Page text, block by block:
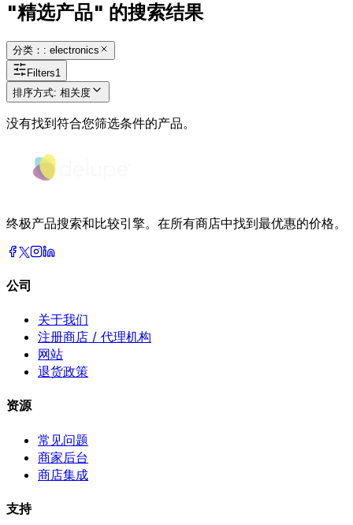
"精选产品" 的搜索结果
分类：: electronics
Filters1
排序方式: 相关度
没有找到符合您筛选条件的产品。
终极产品搜索和比较引擎。在所有商店中找到最优惠的价格。
公司
关于我们
注册商店 / 代理机构
网站
退货政策
资源
常见问题
商家后台
商店集成
支持